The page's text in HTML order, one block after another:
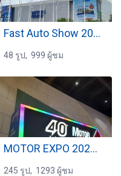
Fast Auto Show 2024 (1)
48 รูป, 999 ผู้ชม
MOTOR EXPO 2023 #2
245 รูป, 1293 ผู้ชม